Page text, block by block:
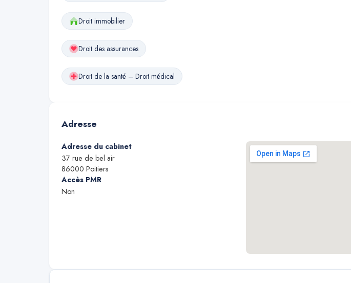
Droit immobilier
Droit des assurances
Droit de la santé – Droit médical
Adresse
Adresse du cabinet
37 rue de bel air
86000 Poitiers
Accès PMR
Non